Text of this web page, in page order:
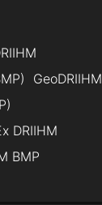
GeoDRIIHM
DRIIHM
BMP